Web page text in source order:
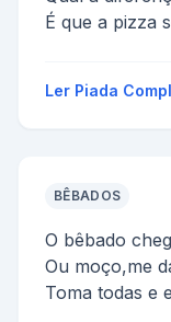
É que a pizza
Ler Piada
BÊBADOS
O bêbado
Ou moço,me
Toma todas e